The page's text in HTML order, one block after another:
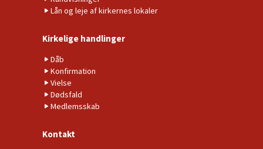
Lån og leje af kirkernes lokaler
Kirkelige handlinger
Dåb
Konfirmation
Vielse
Dødsfald
Medlemsskab
Kontakt